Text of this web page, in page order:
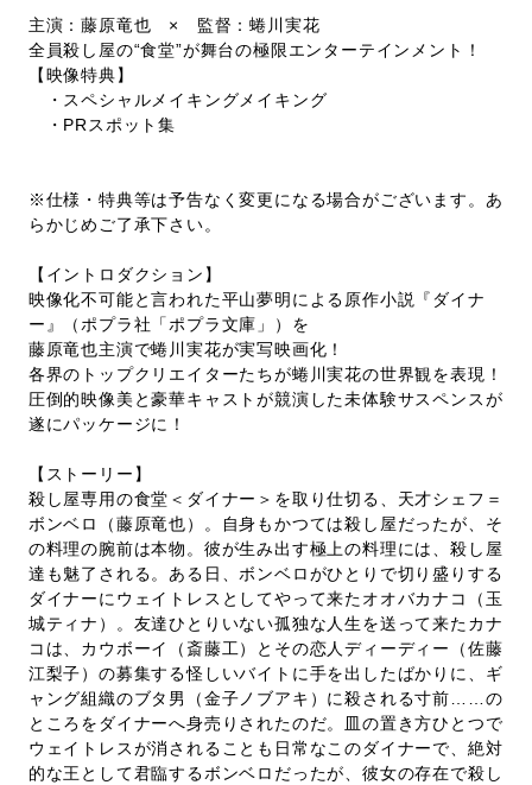
主演：藤原竜也 × 監督：蜷川実花
全員殺し屋の“食堂”が舞台の極限エンターテインメント！
【映像特典】
・スペシャルメイキングメイキング
・PRスポット集
※仕様・特典等は予告なく変更になる場合がございます。あ
らかじめご了承下さい。
【イントロダクション】
映像化不可能と言われた平山夢明による原作小説『ダイナ
ー』（ポプラ社「ポプラ文庫」）を
藤原竜也主演で蜷川実花が実写映画化！
各界のトップクリエイターたちが蜷川実花の世界観を表現！
圧倒的映像美と豪華キャストが競演した未体験サスペンスが
遂にパッケージに！
【ストーリー】
殺し屋専用の食堂＜ダイナー＞を取り仕切る、天才シェフ＝
ボンベロ（藤原竜也）。自身もかつては殺し屋だったが、そ
の料理の腕前は本物。彼が生み出す極上の料理には、殺し屋
達も魅了される。ある日、ボンベロがひとりで切り盛りする
ダイナーにウェイトレスとしてやって来たオオバカナコ（玉
城ティナ）。友達ひとりいない孤独な人生を送って来たカナ
コは、カウボーイ（斎藤工）とその恋人ディーディー（佐藤
江梨子）の募集する怪しいバイトに手を出したばかりに、ギ
ャング組織のブタ男（金子ノブアキ）に殺される寸前……の
ところをダイナーへ身売りされたのだ。皿の置き方ひとつで
ウェイトレスが消されることも日常なこのダイナーで、絶対
的な王として君臨するボンベロだったが、彼女の存在で殺し